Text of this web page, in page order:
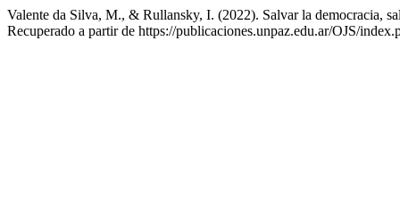
Valente da Silva, M., & Rullansky, I. (2022). Salvar la democracia,
Recuperado a partir de https://publicaciones.unpaz.edu.ar/OJS/